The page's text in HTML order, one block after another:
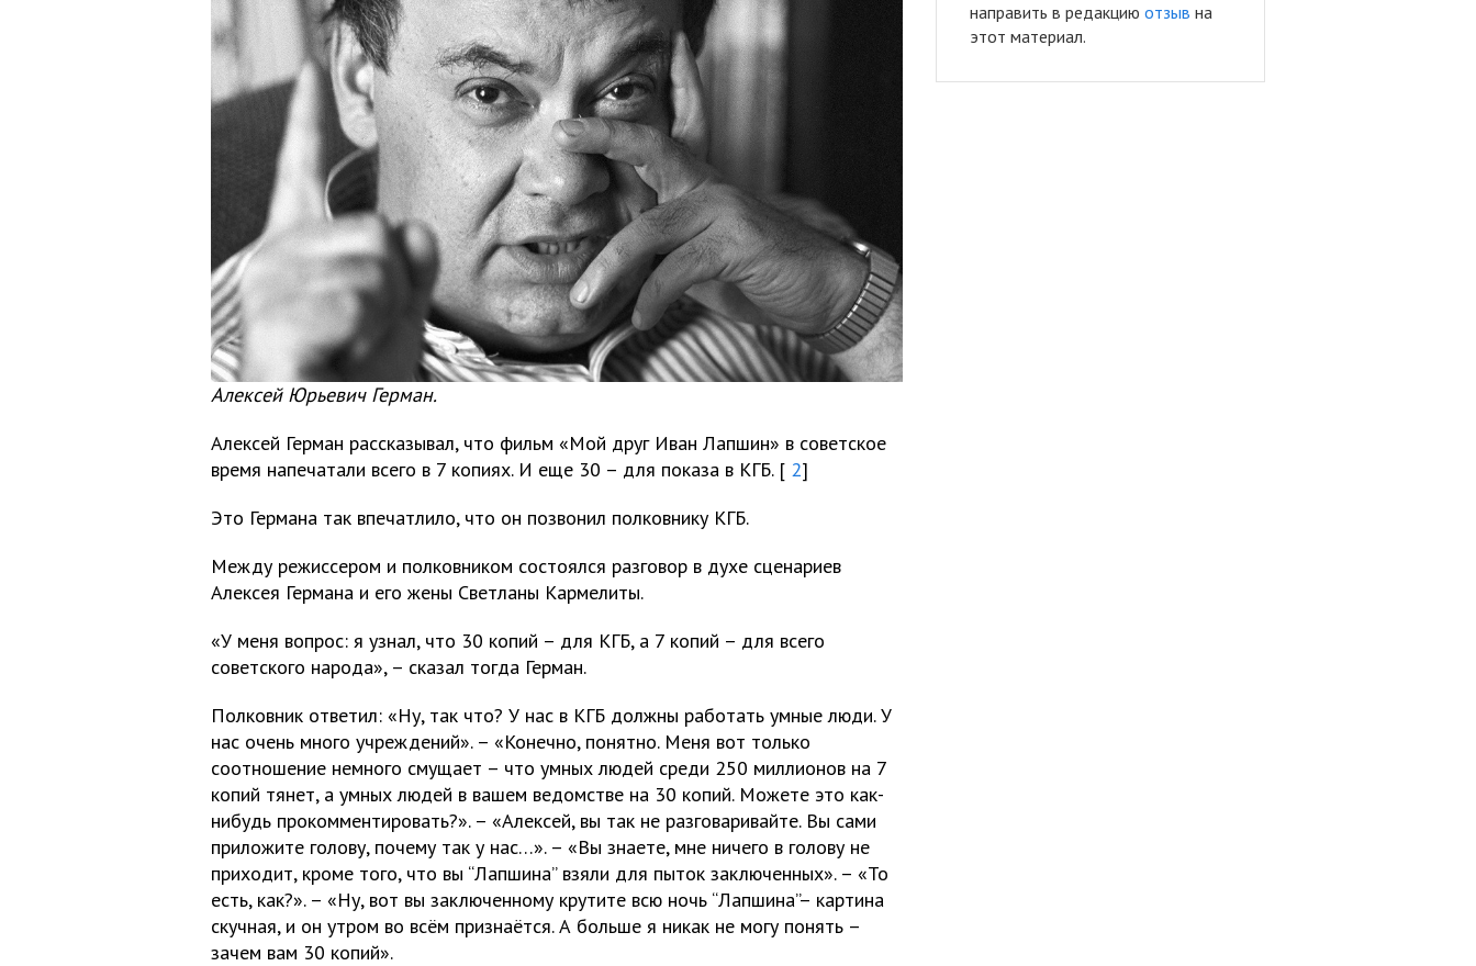
Алексей Юрьевич Герман.
Алексей Герман рассказывал, что фильм «Мой друг Иван Лапшин» в советское
время напечатали всего в 7 копиях. И еще 30 – для показа в КГБ. [ 2]
Это Германа так впечатлило, что он позвонил полковнику КГБ.
Между режиссером и полковником состоялся разговор в духе сценариев
Алексея Германа и его жены Светланы Кармелиты.
«У меня вопрос: я узнал, что 30 копий – для КГБ, а 7 копий – для всего
советского народа», – сказал тогда Герман.
Полковник ответил: «Ну, так что? У нас в КГБ должны работать умные люди. У
нас очень много учреждений». – «Конечно, понятно. Меня вот только
соотношение немного смущает – что умных людей среди 250 миллионов на 7
копий тянет, а умных людей в вашем ведомстве на 30 копий. Можете это как-
нибудь прокомментировать?». – «Алексей, вы так не разговаривайте. Вы сами
приложите голову, почему так у нас…». – «Вы знаете, мне ничего в голову не
приходит, кроме того, что вы “Лапшина” взяли для пыток заключенных». – «То
есть, как?». – «Ну, вот вы заключенному крутите всю ночь “Лапшина”– картина
скучная, и он утром во всём признаётся. А больше я никак не могу понять –
зачем вам 30 копий».
направить в редакцию отзыв на
этот материал.